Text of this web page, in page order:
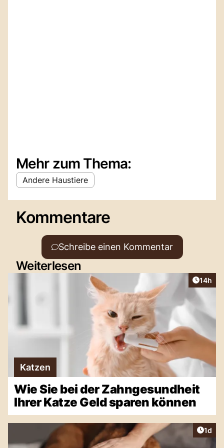
Mehr zum Thema:
Andere Haustiere
Kommentare
Schreibe einen Kommentar
Weiterlesen
Artikel
14h
Katzen
Wie Sie bei der Zahngesundheit
Ihrer Katze Geld sparen können
1d